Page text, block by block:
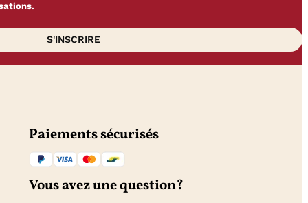
Paiements sécurisés
Vous avez une question?